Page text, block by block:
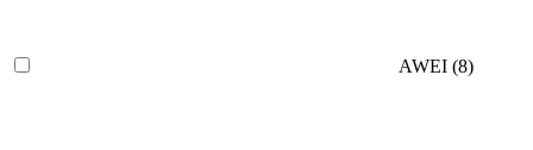
AWEI (8)